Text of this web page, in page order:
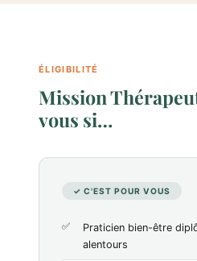
ÉLIGIBILITÉ
Mission
vous si…
✓ C'EST POUR VOUS
Praticien bien-être
alentours